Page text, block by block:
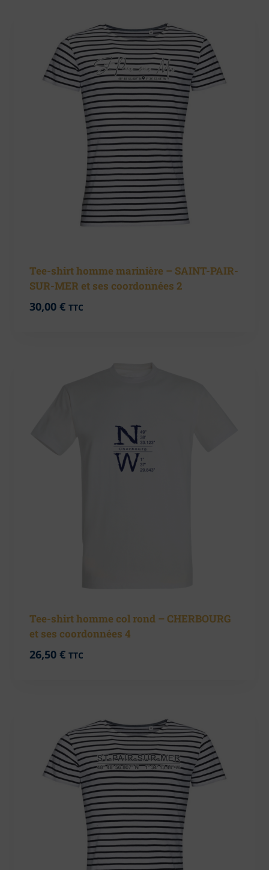
Tee-shirt homme marinière – SAINT-PAIR-
SUR-MER et ses coordonnées 2
30,00 € TTC
Tee-shirt homme col rond – CHERBOURG
et ses coordonnées 4
26,50 € TTC